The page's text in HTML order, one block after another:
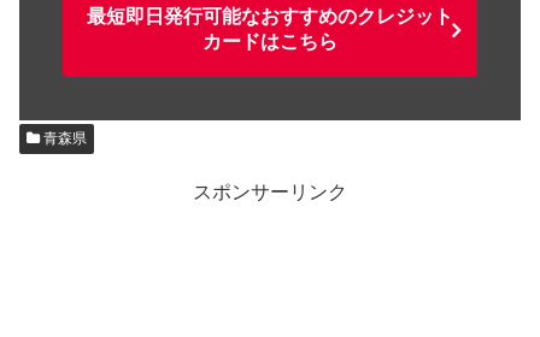
最短即日発行可能なおすすめのクレジット
カードはこちら
青森県
スポンサーリンク